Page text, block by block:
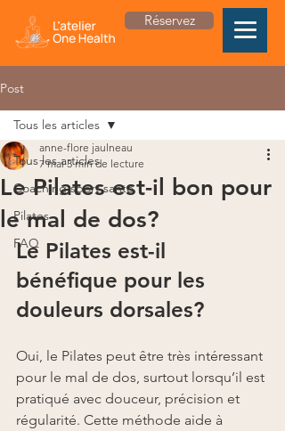
Réservez
Post
Tous les articles
Coaching sport santé
Pilates
FAQ
Tous les articles
Le Pilates est-il bon pour
le mal de dos?
anne-flore jaulneau
7 mai 3 min de lecture
Le Pilates est-il
bénéfique pour les
douleurs dorsales?
Oui, le Pilates peut être très intéressant
pour le mal de dos, surtout lorsqu’il est
pratiqué avec douceur, précision et
régularité. Cette méthode aide à